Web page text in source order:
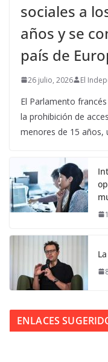
sociales a
años y se
país de
26 julio, 2026 El
El Parlamento
la prohibición de
menores de 15 años,
ENLACES